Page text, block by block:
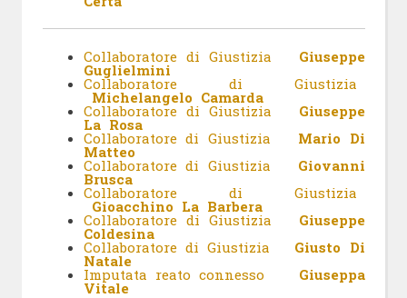
Collaboratore di Giustizia Giuseppe
Guglielmini
Collaboratore di Giustizia
Michelangelo Camarda
Collaboratore di Giustizia Giuseppe
La Rosa
Collaboratore di Giustizia Mario Di
Matteo
Collaboratore di Giustizia Giovanni
Brusca
Collaboratore di Giustizia
Gioacchino La Barbera
Collaboratore di Giustizia Giuseppe
Coldesina
Collaboratore di Giustizia Giusto Di
Natale
Imputata reato connesso Giuseppa
Vitale